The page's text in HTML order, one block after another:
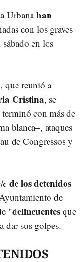
Urbanahan
con los graves
en los
, que reunió a
Cristina, se
con más de
blanca–, ataques
de Congressos y
de los detenidos
de
"delincuentes que
dar sus golpes.